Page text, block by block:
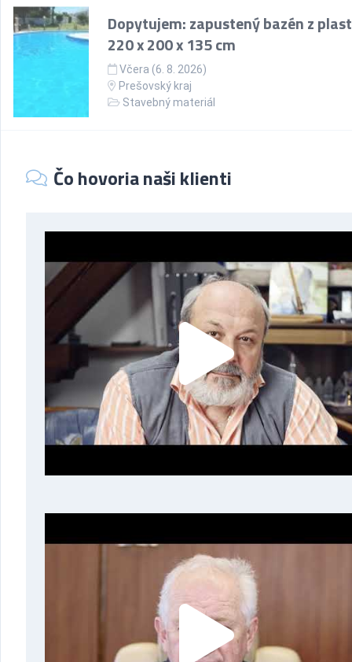
Dopytujem: zapustený bazén z
220 x 200 x 135 cm
Včera (6. 8. 2026)
Prešovský kraj
Stavebný materiál
Čo hovoria naši klienti